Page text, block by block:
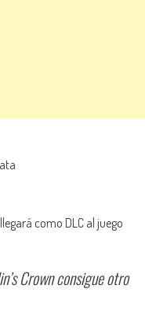
como DLC al juego
Crown consigue otro